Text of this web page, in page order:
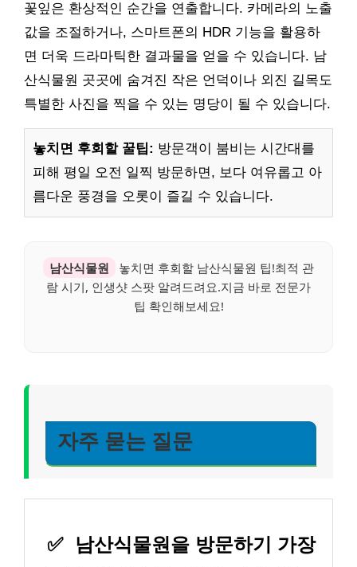
꽃잎은 환상적인 순간을 연출합니다. 카메라의 노출
값을 조절하거나, 스마트폰의 HDR 기능을 활용하
면 더욱 드라마틱한 결과물을 얻을 수 있습니다. 남
산식물원 곳곳에 숨겨진 작은 언덕이나 외진 길목도
특별한 사진을 찍을 수 있는 명당이 될 수 있습니다.
놓치면 후회할 꿀팁: 방문객이 붐비는 시간대를
피해 평일 오전 일찍 방문하면, 보다 여유롭고 아
름다운 풍경을 오롯이 즐길 수 있습니다.
남산식물원
놓치면 후회할 남산식물원 팁!최적 관
람 시기, 인생샷 스팟 알려드려요.지금 바로 전문가
팁 확인해보세요!
자주 묻는 질문
✅
남산식물원을 방문하기 가장